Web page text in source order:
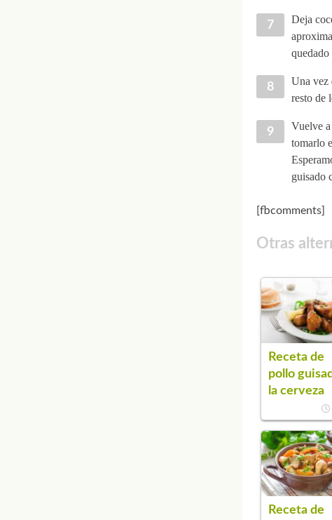
Deja
quedado
Una vez
resto de
Vuelve
tomarlo
guisado
[fbcomments]
Otras
Receta de
pollo
la cerveza
Receta de